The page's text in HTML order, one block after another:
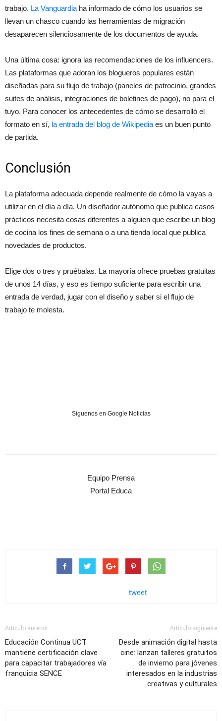
trabajo. La Vanguardia ha informado de cómo los usuarios se
llevan un chasco cuando las herramientas de migración
desaparecen silenciosamente de los documentos de ayuda.
Una última cosa: ignora las recomendaciones de los influencers.
Las plataformas que adoran los blogueros populares están
diseñadas para su flujo de trabajo (paneles de patrocinio, grandes
suites de análisis, integraciones de boletines de pago), no para el
tuyo. Para conocer los antecedentes de cómo se desarrolló el
formato en sí, la entrada del blog de Wikipedia es un buen punto
de partida.
Conclusión
La plataforma adecuada depende realmente de cómo la vayas a
utilizar en el día a día. Un diseñador autónomo que publica casos
prácticos necesita cosas diferentes a alguien que escribe un blog
de cocina los fines de semana o a una tienda local que publica
novedades de productos.
Elige dos o tres y pruébalas. La mayoría ofrece pruebas gratuitas
de unos 14 días, y eso es tiempo suficiente para escribir una
entrada de verdad, jugar con el diseño y saber si el flujo de
trabajo te molesta.
Síguenos en Google Noticias
Equipo Prensa
Portal Educa
tweet
Artículo anterior
Educación Continua UCT
mantiene certificación clave
para capacitar trabajadores vía
franquicia SENCE
Artículo siguiente
Desde animación digital hasta
cine: lanzan talleres gratuitos
de invierno para jóvenes
interesados en la industrias
creativas y culturales